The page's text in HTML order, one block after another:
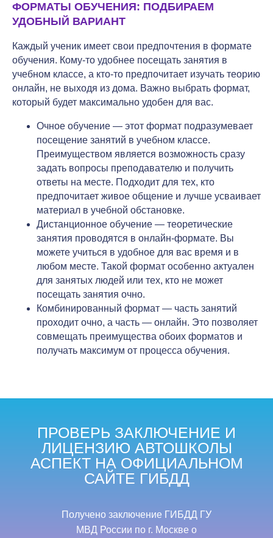
ФОРМАТЫ ОБУЧЕНИЯ: ПОДБИРАЕМ
УДОБНЫЙ ВАРИАНТ
Каждый ученик имеет свои предпочтения в формате
обучения. Кому-то удобнее посещать занятия в
учебном классе, а кто-то предпочитает изучать теорию
онлайн, не выходя из дома. Важно выбрать формат,
который будет максимально удобен для вас.
Очное обучение — этот формат подразумевает
посещение занятий в учебном классе.
Преимуществом является возможность сразу
задать вопросы преподавателю и получить
ответы на месте. Подходит для тех, кто
предпочитает живое общение и лучше усваивает
материал в учебной обстановке.
Дистанционное обучение — теоретические
занятия проводятся в онлайн-формате. Вы
можете учиться в удобное для вас время и в
любом месте. Такой формат особенно актуален
для занятых людей или тех, кто не может
посещать занятия очно.
Комбинированный формат — часть занятий
проходит очно, а часть — онлайн. Это позволяет
совмещать преимущества обоих форматов и
получать максимум от процесса обучения.
ПРОВЕРЬ ЗАКЛЮЧЕНИЕ И
ЛИЦЕНЗИЮ АВТОШКОЛЫ
АСПЕКТ НА ОФИЦИАЛЬНОМ
САЙТЕ ГИБДД
Получено заключение ГИБДД ГУ
МВД России по г. Москве о